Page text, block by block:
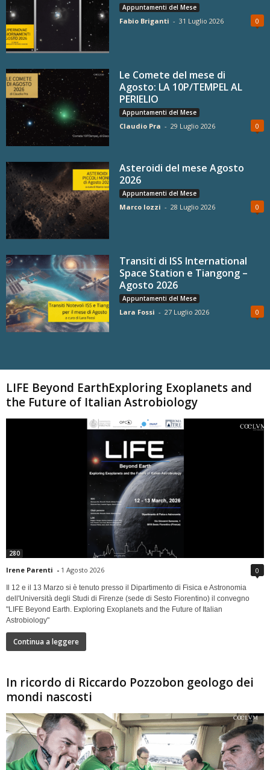
Appuntamenti del Mese
Fabio Briganti - 31 Luglio 2026 0
Le Comete del mese di
Agosto: LA 10P/TEMPEL AL
PERIELIO
Appuntamenti del Mese
Claudio Pra - 29 Luglio 2026 0
Asteroidi del mese Agosto
2026
Appuntamenti del Mese
Marco Iozzi - 28 Luglio 2026 0
Transiti di ISS International
Space Station e Tiangong –
Agosto 2026
Appuntamenti del Mese
Lara Fossi - 27 Luglio 2026 0
LIFE Beyond EarthExploring Exoplanets and
the Future of Italian Astrobiology
280
Irene Parenti - 1 Agosto 2026 0
Il 12 e il 13 Marzo si è tenuto presso il Dipartimento di Fisica e Astronomia
dell'Università degli Studi di Firenze (sede di Sesto Fiorentino) il convegno
"LIFE Beyond Earth. Exploring Exoplanets and the Future of Italian
Astrobiology"
Continua a leggere
In ricordo di Riccardo Pozzobon geologo dei
mondi nascosti